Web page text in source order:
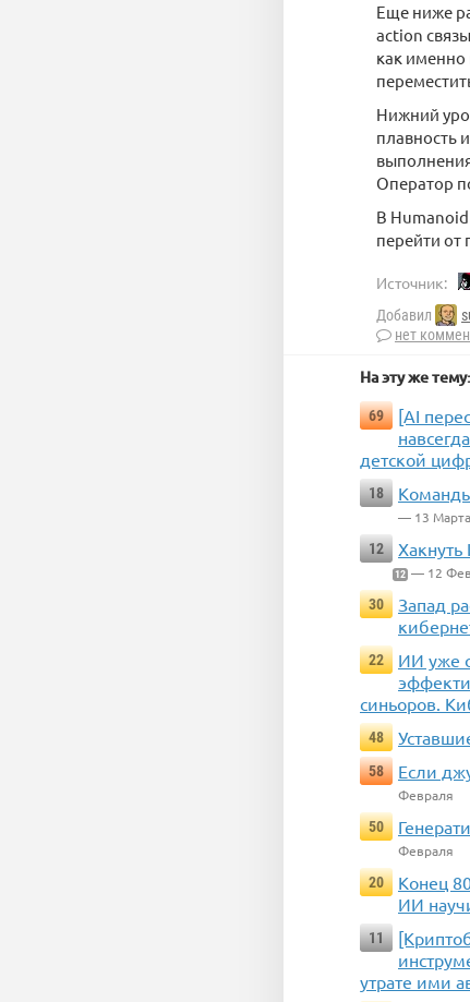
Еще ниже
action
как именно
Нижний
плавность
Оператор
В Humanoid
перейти от
Источник:
Добавил
нет
На эту же тему:
69
[AI
детской
18
— 13 Марта
12
12 — 12
30
Запад
22
ИИ уже
синьоров.
48
58
Если
Февраля
50
Февраля
20
Конец
ИИ
11
утрате ими